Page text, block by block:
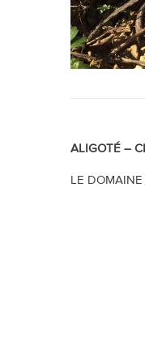
ALIGOTÉ –
LE DOMAINE